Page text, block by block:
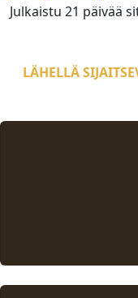
Julkaistu 21 päivää
LÄHELLÄ